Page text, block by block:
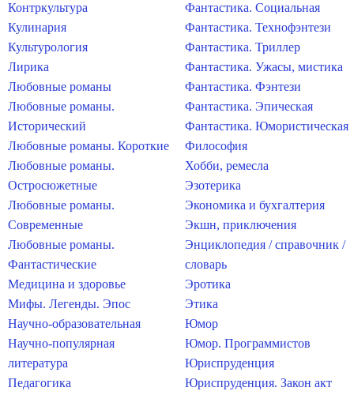
Контркультура
Кулинария
Культурология
Лирика
Любовные романы
Любовные романы.
Исторический
Любовные романы. Короткие
Любовные романы.
Остросюжетные
Любовные романы.
Современные
Любовные романы.
Фантастические
Медицина и здоровье
Мифы. Легенды. Эпос
Научно-образовательная
Научно-популярная
литература
Педагогика
Фантастика. Социальная
Фантастика. Технофэнтези
Фантастика. Триллер
Фантастика. Ужасы, мистика
Фантастика. Фэнтези
Фантастика. Эпическая
Фантастика. Юмористическая
Философия
Хобби, ремесла
Эзотерика
Экономика и бухгалтерия
Экшн, приключения
Энциклопедия / справочник /
словарь
Эротика
Этика
Юмор
Юмор. Программистов
Юриспруденция
Юриспруденция. Закон акт